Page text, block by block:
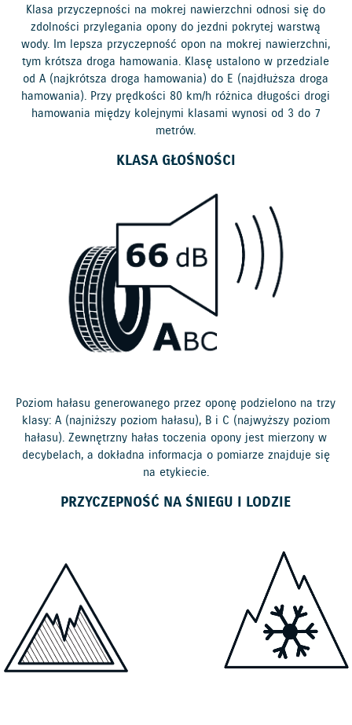
Klasa przyczepności na mokrej nawierzchni odnosi się do
zdolności przylegania opony do jezdni pokrytej warstwą
wody. Im lepsza przyczepność opon na mokrej nawierzchni,
tym krótsza droga hamowania. Klasę ustalono w przedziale
od A (najkrótsza droga hamowania) do E (najdłuższa droga
hamowania). Przy prędkości 80 km/h różnica długości drogi
hamowania między kolejnymi klasami wynosi od 3 do 7
metrów.
KLASA GŁOŚNOŚCI
Poziom hałasu generowanego przez oponę podzielono na trzy
klasy: A (najniższy poziom hałasu), B i C (najwyższy poziom
hałasu). Zewnętrzny hałas toczenia opony jest mierzony w
decybelach, a dokładna informacja o pomiarze znajduje się
na etykiecie.
PRZYCZEPNOŚĆ NA ŚNIEGU I LODZIE